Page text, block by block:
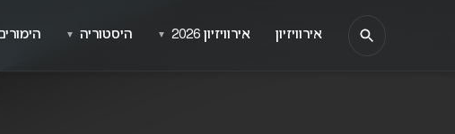
אירוויזיון אירוויזיון 2026 ▼ היסטוריה ▼